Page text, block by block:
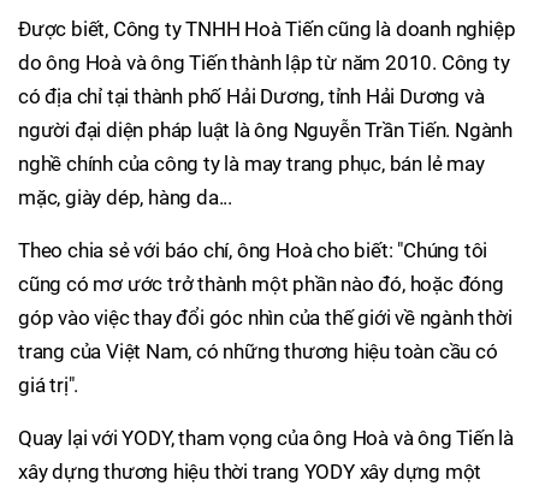
Được biết, Công ty TNHH Hoà Tiến cũng là doanh nghiệp
do ông Hoà và ông Tiến thành lập từ năm 2010. Công ty
có địa chỉ tại thành phố Hải Dương, tỉnh Hải Dương và
người đại diện pháp luật là ông Nguyễn Trần Tiến. Ngành
nghề chính của công ty là may trang phục, bán lẻ may
mặc, giày dép, hàng da...
Theo chia sẻ với báo chí, ông Hoà cho biết: "Chúng tôi
cũng có mơ ước trở thành một phần nào đó, hoặc đóng
góp vào việc thay đổi góc nhìn của thế giới về ngành thời
trang của Việt Nam, có những thương hiệu toàn cầu có
giá trị".
Quay lại với YODY, tham vọng của ông Hoà và ông Tiến là
xây dựng thương hiệu thời trang YODY xây dựng một